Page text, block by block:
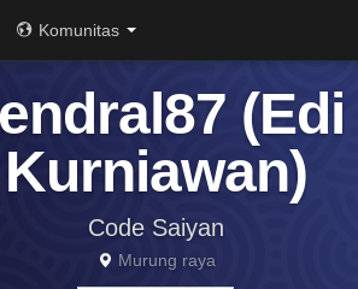
Komunitas
(Edi
Kurniawan)
Code Saiyan
Murung raya